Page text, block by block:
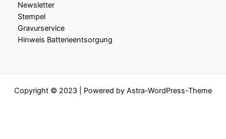
Newsletter
Stempel
Gravurservice
Hinweis Batterieentsorgung
Copyright © 2023 | Powered by Astra-WordPress-Theme